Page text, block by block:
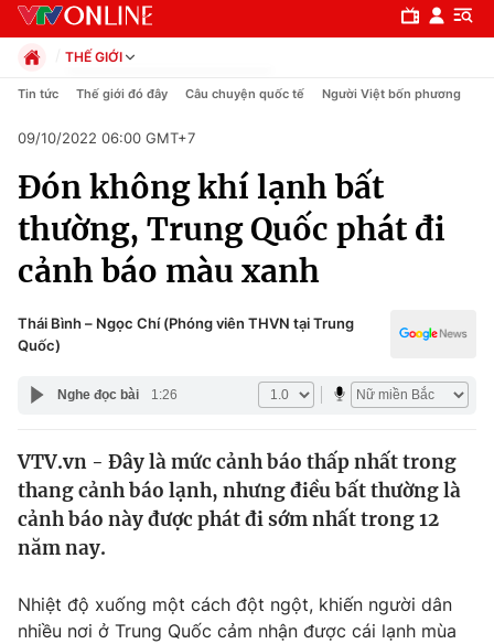
Chuyên mục
Chính trị
Xã hội
Pháp luật
Y tế
Thế giới
Tin tức
Thế giới đó đây
Câu chuyện quốc tế
Kinh tế
Thị trường
Dữ liệu và đời sống
THẾ GIỚI
Chính trị
Pháp luật
Kinh tế
Thể thao
Truyền hình
Văn hóa - Giải trí
Đời sống
Tin tức Thế giới đó đây Câu chuyện quốc tế Người Việt bốn phương
09/10/2022 06:00 GMT+7
Đón không khí lạnh bất
thường, Trung Quốc phát đi
cảnh báo màu xanh
Thái Bình – Ngọc Chí (Phóng viên THVN tại Trung
Quốc)
Nghe đọc bài 1:26
VTV.vn - Đây là mức cảnh báo thấp nhất trong
thang cảnh báo lạnh, nhưng điều bất thường là
cảnh báo này được phát đi sớm nhất trong 12
năm nay.
Nhiệt độ xuống một cách đột ngột, khiến người dân
nhiều nơi ở Trung Quốc cảm nhận được cái lạnh mùa